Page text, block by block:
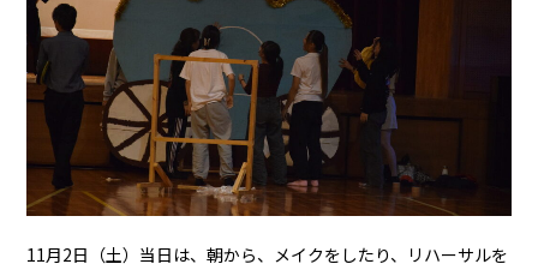
11月2日（土）当日は、朝から、メイクをしたり、リハーサルを